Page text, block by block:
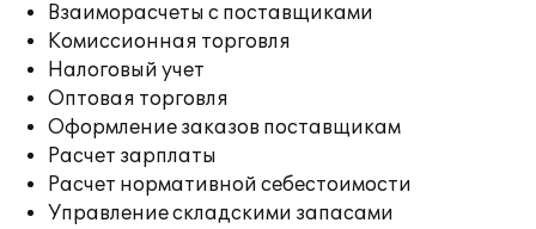
Взаиморасчеты с поставщиками
Комиссионная торговля
Налоговый учет
Оптовая торговля
Оформление заказов поставщикам
Расчет зарплаты
Расчет нормативной себестоимости
Управление складскими запасами